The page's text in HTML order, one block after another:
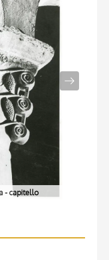
- capitello